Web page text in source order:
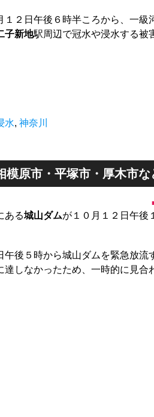
１２日午後６時半ころから、一級
子新地駅周辺で冠水や浸水する被
水, 神奈川
模原市・平塚市・厚木市
ある城山ダムが１０月１２日午後
午後５時から城山ダムを緊急放流
しなかったため、一時的に見合